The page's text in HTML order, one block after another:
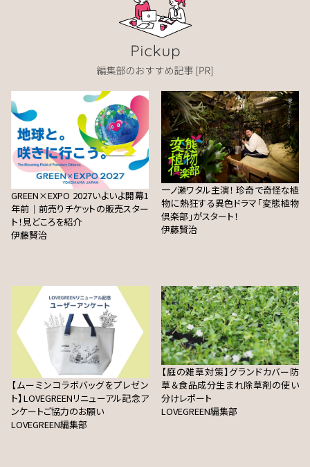
GREEN×EXPO 2027いよいよ開幕1
年前｜前売りチケットの販売スター
ト！見どころを紹介
伊藤賢治
一ノ瀬ワタル主演！ 珍奇で奇怪な植
物に熱狂する異色ドラマ「変態植物
倶楽部」がスタート！
伊藤賢治
【ムーミンコラボバッグをプレゼン
ト】LOVEGREENリニューアル記念ア
ンケートご協力のお願い
LOVEGREEN編集部
【庭の雑草対策】グランドカバー防
草＆食品成分生まれ除草剤の使い
分けレポート
LOVEGREEN編集部